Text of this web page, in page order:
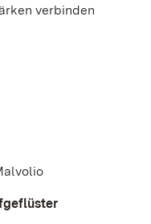
verbinden